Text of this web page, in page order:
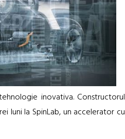
inovativa. Constructorul
luni la SpinLab, un accelerator cu